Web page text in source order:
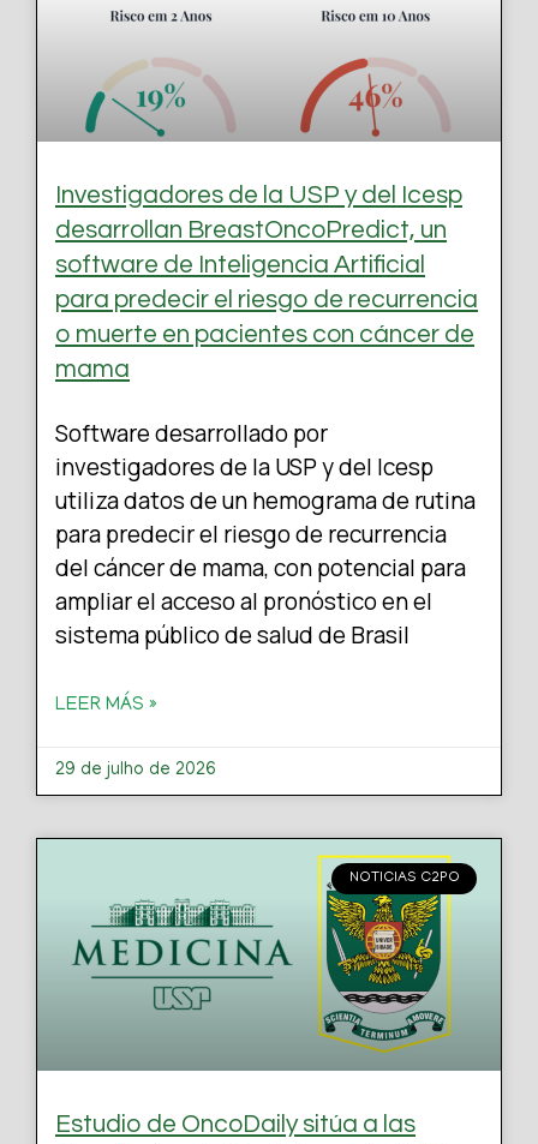
Investigadores de la USP y del Icesp
desarrollan BreastOncoPredict, un
software de Inteligencia Artificial
para predecir el riesgo de recurrencia
o muerte en pacientes con cáncer de
mama
Software desarrollado por
investigadores de la USP y del Icesp
utiliza datos de un hemograma de rutina
para predecir el riesgo de recurrencia
del cáncer de mama, con potencial para
ampliar el acceso al pronóstico en el
sistema público de salud de Brasil
LEER MÁS »
29 de julho de 2026
NOTICIAS C2PO
Estudio de OncoDaily sitúa a las